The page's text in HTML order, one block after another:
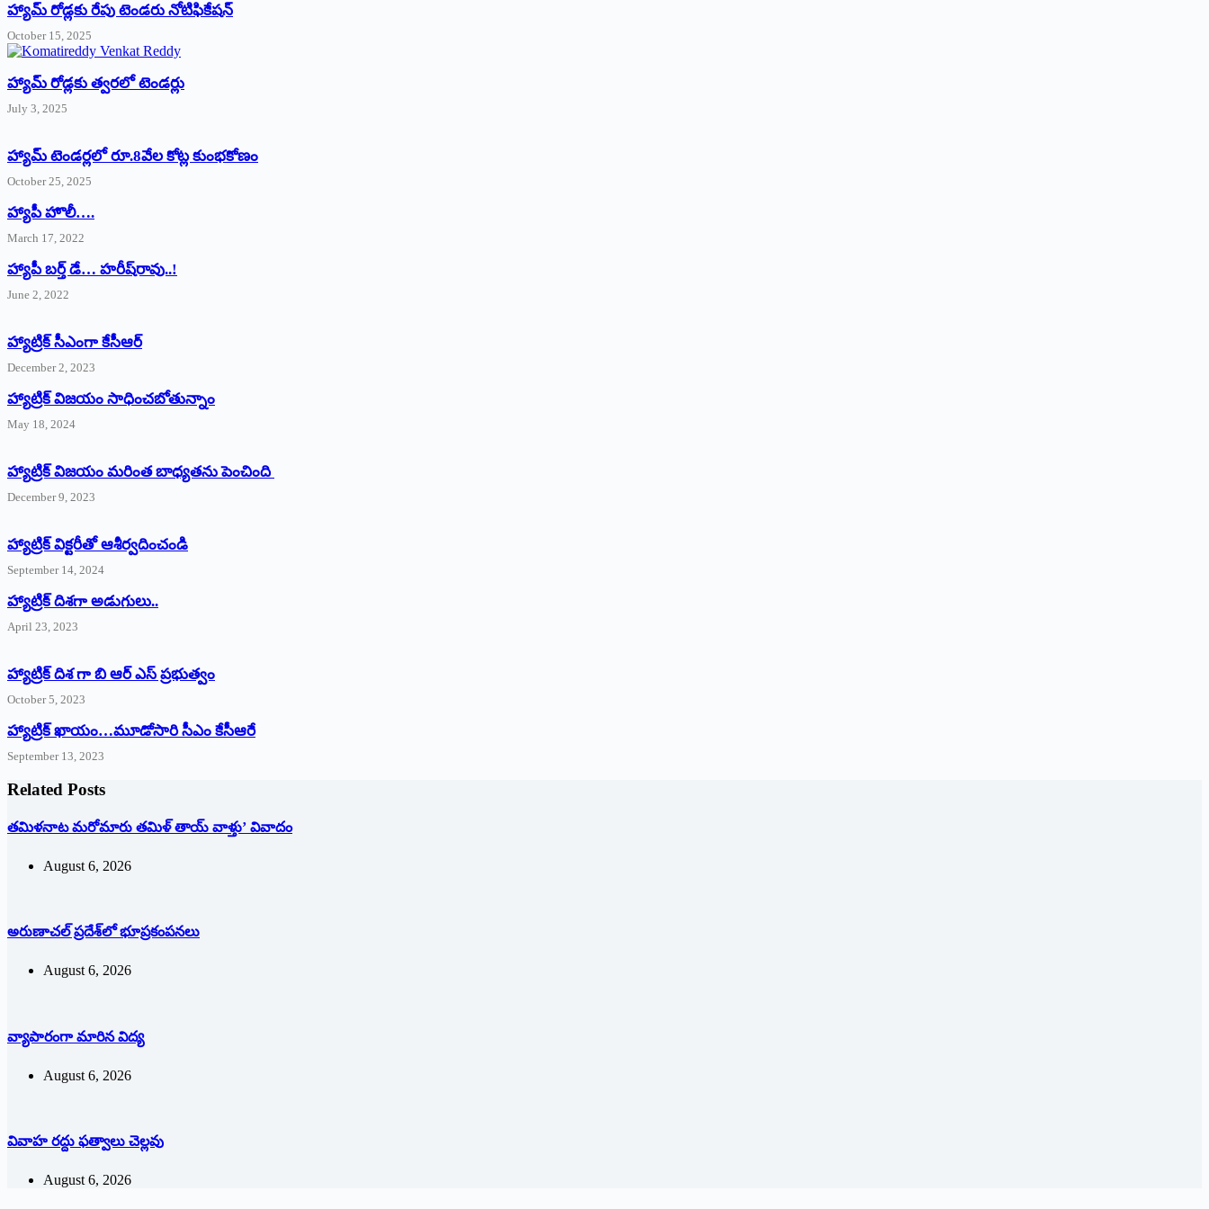
హ్యామ్‌ రోడ్లకు రేపు టెండరు నోటిఫికేషన్‌
October 15, 2025
హ్యామ్‌ రోడ్లకు త్వరలో టెండర్లు
July 3, 2025
హ్యామ్‌ ‌టెండర్లలో రూ.8వేల కోట్ల కుంభకోణం
October 25, 2025
హ్యాపీ హొలీ….
March 17, 2022
హ్యాపీ బర్త్ ‌డే… హరీష్‌రావు..!
June 2, 2022
హ్యాట్రిక్‌ ‌సీఎంగా కేసీఆర్‌
December 2, 2023
హ్యాట్రిక్‌ విజయం సాధించబోతున్నాం
May 18, 2024
హ్యాట్రిక్ విజయం మరింత బాధ్యతను పెంచింది
December 9, 2023
హ్యాట్రిక్‌ ‌విక్టరీతో ఆశీర్వదించండి
September 14, 2024
‌హ్యాట్రిక్‌ ‌దిశగా అడుగులు..
April 23, 2023
హ్యాట్రిక్ దిశ గా బి ఆర్ ఎస్ ప్రభుత్వం
October 5, 2023
హ్యాట్రిక్‌ ‌ఖాయం…మూడోసారి సీఎం కేసీఆరే
September 13, 2023
Related Posts
తమిళనాట మరోమారు తమిళ్‌ ‌తాయ్‌ ‌వాళ్తు’ వివాదం
August 6, 2026
అరుణాచల్‌ ‌ప్రదేశ్‌లో భూప్రకంపనలు
August 6, 2026
వ్యాపారంగా మారిన విద్య‌
August 6, 2026
వివాహ రద్దు ఫత్వాలు చెల్లవు
August 6, 2026